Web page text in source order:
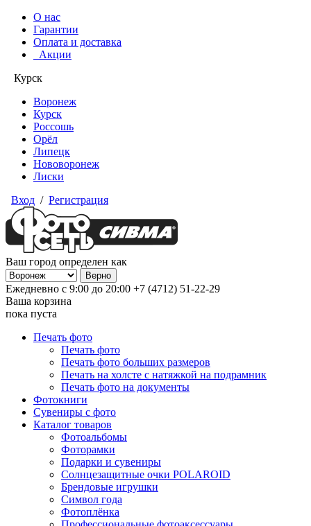
О нас
Гарантии
Оплата и доставка
Акции
Курск
Воронеж
Курск
Россошь
Орёл
Липецк
Нововоронеж
Лиски
Вход / Регистрация
Ваш город определен как
Ежедневно с 9:00 до 20:00 +7 (4712) 51-22-29
Ваша корзина
пока пуста
Печать фото
Печать фото
Печать фото больших размеров
Печать на холсте с натяжкой на подрамник
Печать фото на документы
Фотокниги
Сувениры с фото
Каталог товаров
Фотоальбомы
Фоторамки
Подарки и сувениры
Солнцезащитные очки POLAROID
Брендовые игрушки
Символ года
Фотоплёнка